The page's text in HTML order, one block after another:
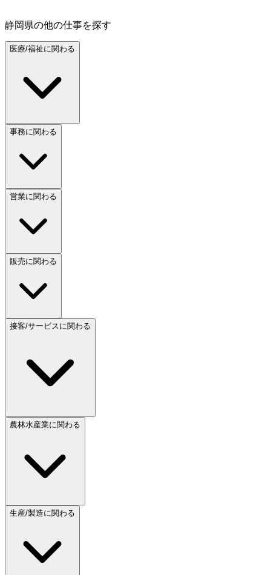
静岡県の他の仕事を探す
医療/福祉に関わる
事務に関わる
営業に関わる
販売に関わる
接客/サービスに関わる
農林水産業に関わる
生産/製造に関わる